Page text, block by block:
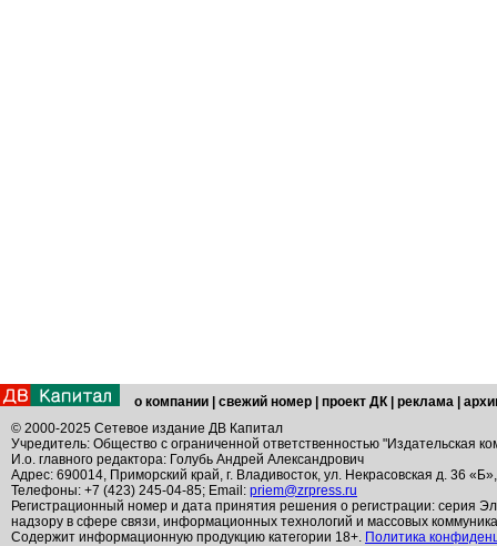
о компании свежий номер проект ДК реклама
© 2000-2025 Сетевое издание ДВ Капитал
Учредитель: Общество с ограниченной ответственностью "Издательская
И.о. главного редактора: Голубь Андрей Александрович
Адрес: 690014, Приморский край, г. Владивосток, ул. Некрасовская д. 36
Телефоны: +7 (423) 245-04-85; Email: priem@zrpress.ru
Регистрационный номер и дата принятия решения о регистрации: серия
надзору в сфере связи, информационных технологий и массовых
Содержит информационную продукцию категории 18+. Политика